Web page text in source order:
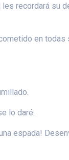
recordará su
en todas
lo daré.
espada!